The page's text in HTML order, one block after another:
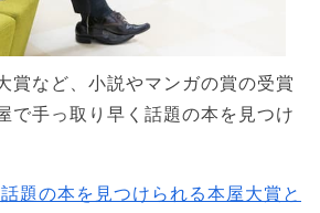
賞など、小説やマンガの賞の受賞
で手っ取り早く話題の本を見つけ
話題の本を見つけられる本屋大賞と